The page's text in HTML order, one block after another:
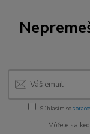
Súhlasím so
Môžete sa